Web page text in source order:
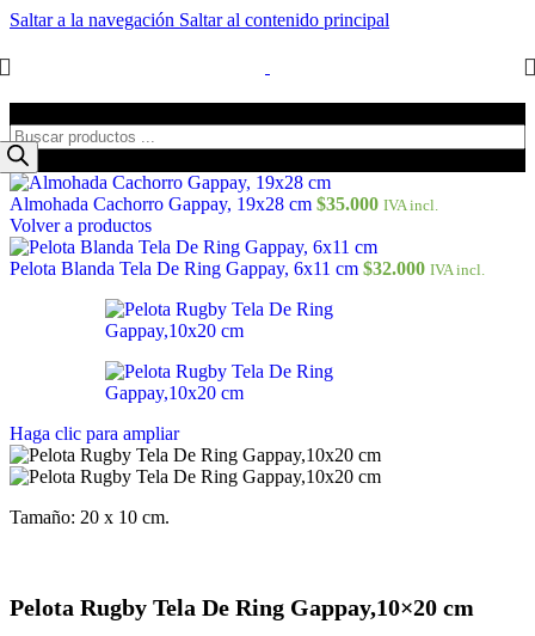
Saltar a la navegación Saltar al contenido principal
Almohada Cachorro Gappay, 19x28 cm $35.000 IVA incl.
Volver a productos
Pelota Blanda Tela De Ring Gappay, 6x11 cm $32.000 IVA incl.
Haga clic para ampliar
Tamaño: 20 x 10 cm.
Pelota Rugby Tela De Ring Gappay,10×20 cm